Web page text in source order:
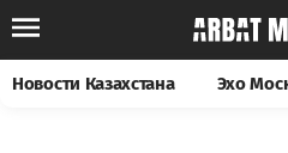
Новости Казахстана Эхо